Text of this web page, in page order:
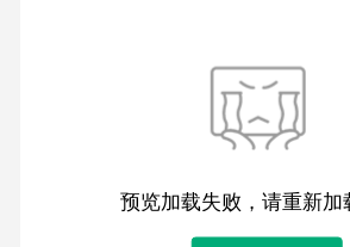
预览加载失败，请重新加